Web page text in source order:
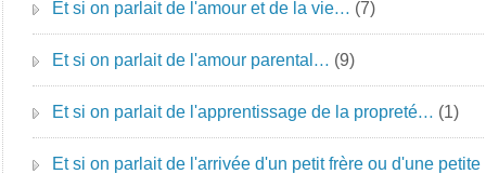
Et si on parlait de l'amour et de la vie… (7)
Et si on parlait de l'amour parental… (9)
Et si on parlait de l'apprentissage de la propreté… (1)
Et si on parlait de l'arrivée d'un petit frère ou d'une petite